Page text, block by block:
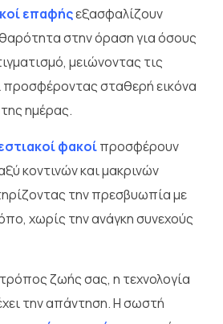
επαφήςεξασφαλίζουν
στην όραση για όσους
μειώνοντας τις
σταθερή εικόνα
ημέρας.
φακοίπροσφέρουν
κοντινών και μακρινών
την πρεσβυωπία με
χωρίς την ανάγκη συνεχούς
ζωής σας, η τεχνολογία
την απάντηση. Η σωστή